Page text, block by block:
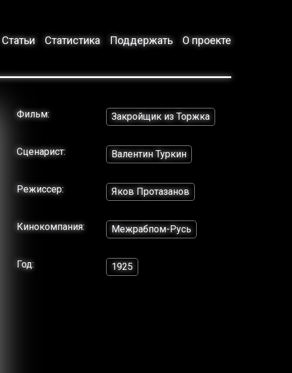
Статьи Статистика Поддержать О проекте
Фильм: Закройщик из Торжка
Сценарист: Валентин Туркин
Режиссер: Яков Протазанов
Кинокомпания: Межрабпом-Русь
Год: 1925